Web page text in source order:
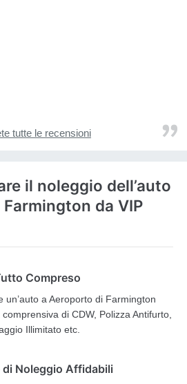
tutte le recensioni
il noleggio dell’auto
da VIP
Compreso
un’auto a Aeroporto di Farmington
di CDW, Polizza Antifurto,
Illimitato etc.
di Noleggio Affidabili